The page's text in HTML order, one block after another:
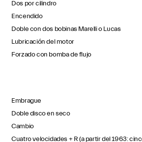
Dos por cilindro
Encendido
Doble con dos bobinas Marelli o Lucas
Lubricación del motor
Forzado con bomba de flujo
Embrague
Doble disco en seco
Cambio
Cuatro velocidades + R (a partir del 1963: